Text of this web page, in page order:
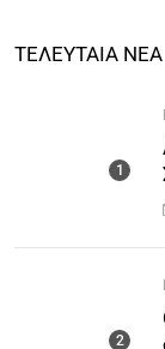
ΤΕΛΕΥΤΑΙΑ ΝΕΑ